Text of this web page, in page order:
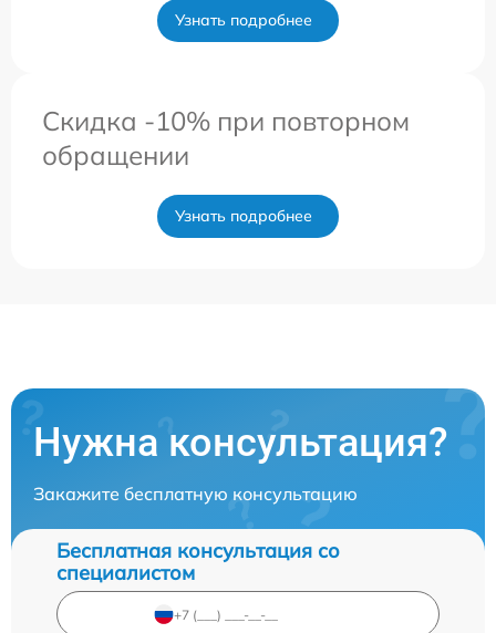
Узнать подробнее
Скидка -10% при повторном
обращении
Узнать подробнее
Нужна консультация?
Закажите бесплатную консультацию
Бесплатная консультация со
специалистом